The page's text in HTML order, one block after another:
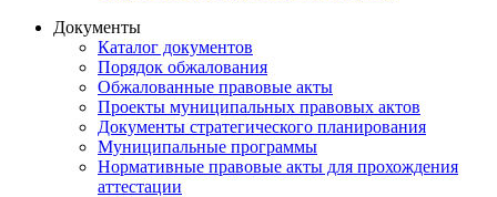
Документы
Каталог документов
Порядок обжалования
Обжалованные правовые акты
Проекты муниципальных правовых актов
Документы стратегического планирования
Муниципальные программы
Нормативные правовые акты для прохождения
аттестации